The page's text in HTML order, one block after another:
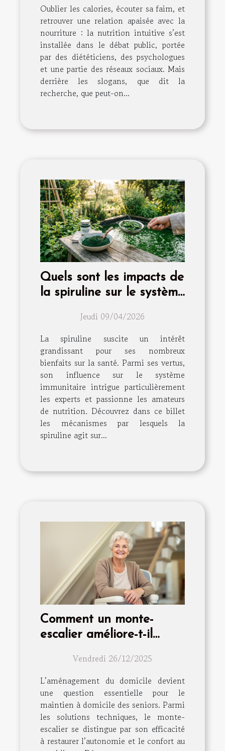
Oublier les calories, écouter sa faim, et
retrouver une relation apaisée avec la
nourriture : la nutrition intuitive s’est
installée dans le débat public, portée
par des diététiciens, des psychologues
et une partie des réseaux sociaux. Mais
derrière les slogans, que dit la
recherche, que peut-on...
Quels sont les impacts de
la spiruline sur le système
Jeudi 09/04/2026
La spiruline suscite un intérêt
grandissant pour ses nombreux
bienfaits sur la santé. Parmi ses vertus,
son influence sur le système
immunitaire intrigue particulièrement
les experts et passionne les amateurs
de nutrition. Découvrez dans ce billet
les mécanismes par lesquels la
spiruline agit sur...
Comment un monte-
escalier améliore-t-il
seniors ?Vendredi 26/12/2025
L’aménagement du domicile devient
une question essentielle pour le
maintien à domicile des seniors. Parmi
les solutions techniques, le monte-
escalier se distingue par son efficacité
à restaurer l’autonomie et le confort au